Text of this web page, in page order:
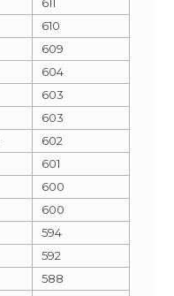
610
609
604
603
603
602
601
600
600
594
592
588